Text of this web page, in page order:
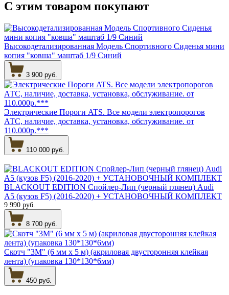
С этим товаром покупают
Высокодетализированная Модель Спортивного Сиденья мини
копия "ковша" маштаб 1/9 Синий
3 900 руб.
Электрические Пороги ATS. Все модели электропорогов
АТС, наличие, доставка, установка, обслуживание. от
110.000р.***
110 000 руб.
BLACKOUT EDITION Спойлер-Лип (черный глянец) Audi
A5 (кузов F5) (2016-2020) + УСТАНОВОЧНЫЙ КОМПЛЕКТ
9 990 руб.
8 700 руб.
Скотч "3М" (6 мм х 5 м) (акриловая двусторонняя клейкая
лента) (упаковка 130*130*6мм)
450 руб.